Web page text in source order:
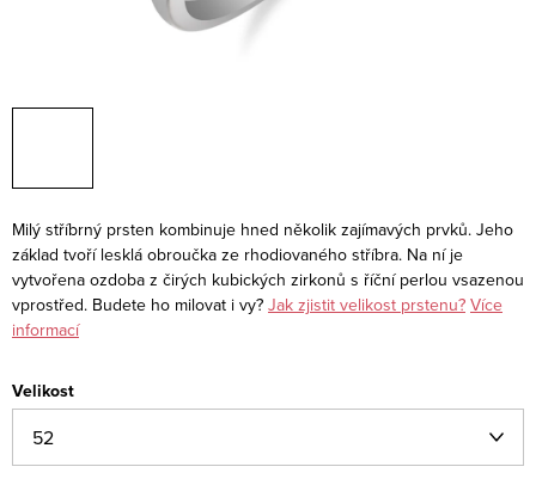
Milý stříbrný prsten kombinuje hned několik zajímavých prvků. Jeho
základ tvoří lesklá obroučka ze rhodiovaného stříbra. Na ní je
vytvořena ozdoba z čirých kubických zirkonů s říční perlou vsazenou
vprostřed. Budete ho milovat i vy? Jak zjistit velikost prstenu? Více
informací
Velikost